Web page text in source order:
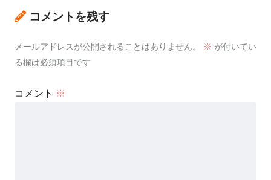
コメントを残す
メールアドレスが公開されることはありません。 ※ が付いてい
る欄は必須項目です
コメント ※